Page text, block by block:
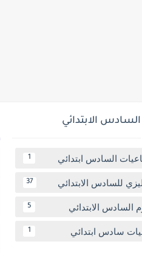
السادس الابتدائي
السادس ابتدائي 1
للسادس الابتدائي 37
السادس الابتدائي 5
سادس ابتدائي 1